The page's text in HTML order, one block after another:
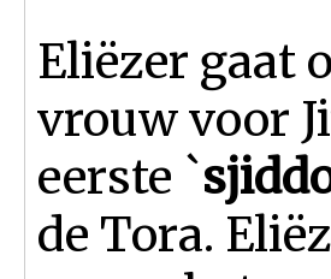
Eliëzer gaat
vrouw voor
eerste `
de Tora.